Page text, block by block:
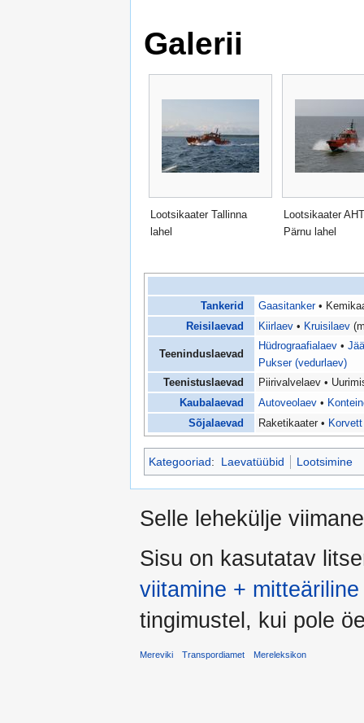
Galerii
Lootsikaater Tallinna
lahel
Lootsikaater
Pärnu lahel
Tankerid Gaasitanker•
Reisilaevad
Kiirlaev • Kruisilaev
Teeninduslaevad
Hüdrograafialaev •
Pukser (vedurlaev)
Teenistuslaevad
Piirivalvelaev •
Kaubalaevad
Autoveolaev •
Sõjalaevad
Raketikaater • Korvett
Kategooriad: Laevatüübid Lootsimine
Selle lehekülje
Sisu on kasutatav
viitamine +
tingimustel, kui pole
Mereviki Transpordiamet Mereleksikon